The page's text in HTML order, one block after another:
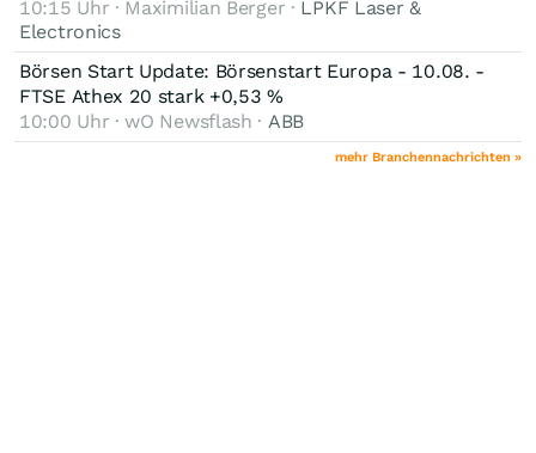
10:15 Uhr · Maximilian Berger · LPKF Laser &
Electronics
Börsen Start Update: Börsenstart Europa - 10.08. -
FTSE Athex 20 stark +0,53 %
10:00 Uhr · wO Newsflash · ABB
mehr Branchennachrichten »